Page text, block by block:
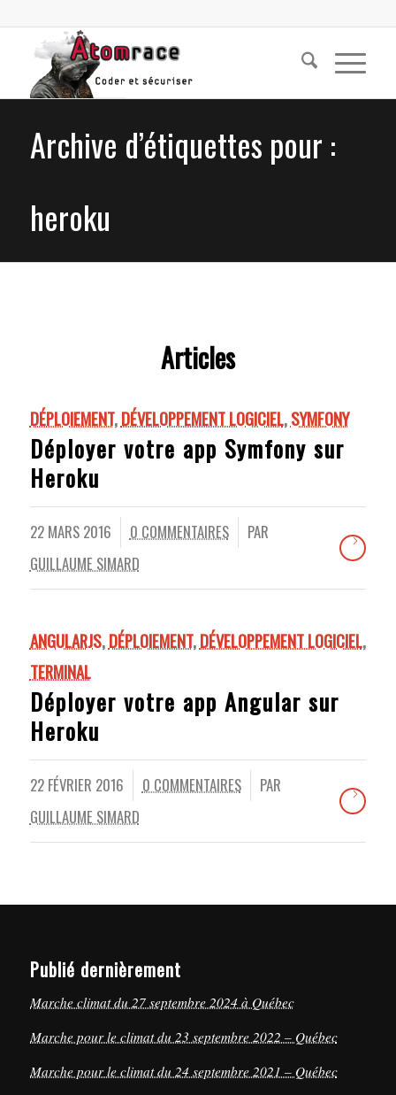
Archive d’étiquettes pour :
heroku
Articles
DÉPLOIEMENT,DÉVELOPPEMENT LOGICIEL,SYMFONY
Déployer votre app Symfony sur
Heroku
22 MARS 2016 0 COMMENTAIRES
/
PAR
GUILLAUME SIMARD
ANGULARJS,DÉPLOIEMENT,DÉVELOPPEMENT LOGICIEL,
TERMINAL
Déployer votre app Angular sur
Heroku
22 FÉVRIER 2016 0 COMMENTAIRES
/
PAR
GUILLAUME SIMARD
Publié dernièrement
Marche climat du 27 septembre 2024 à Québec
Marche pour le climat du 23 septembre 2022 – Québec
Marche pour le climat du 24 septembre 2021 – Québec